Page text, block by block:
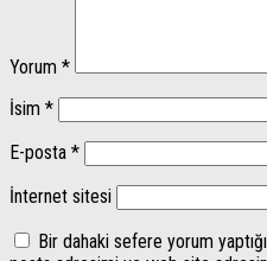
Yorum *
İsim *
E-posta *
İnternet sitesi
Bir dahaki sefere yorum